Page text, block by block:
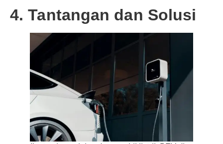
4. Tantangan dan Solusi